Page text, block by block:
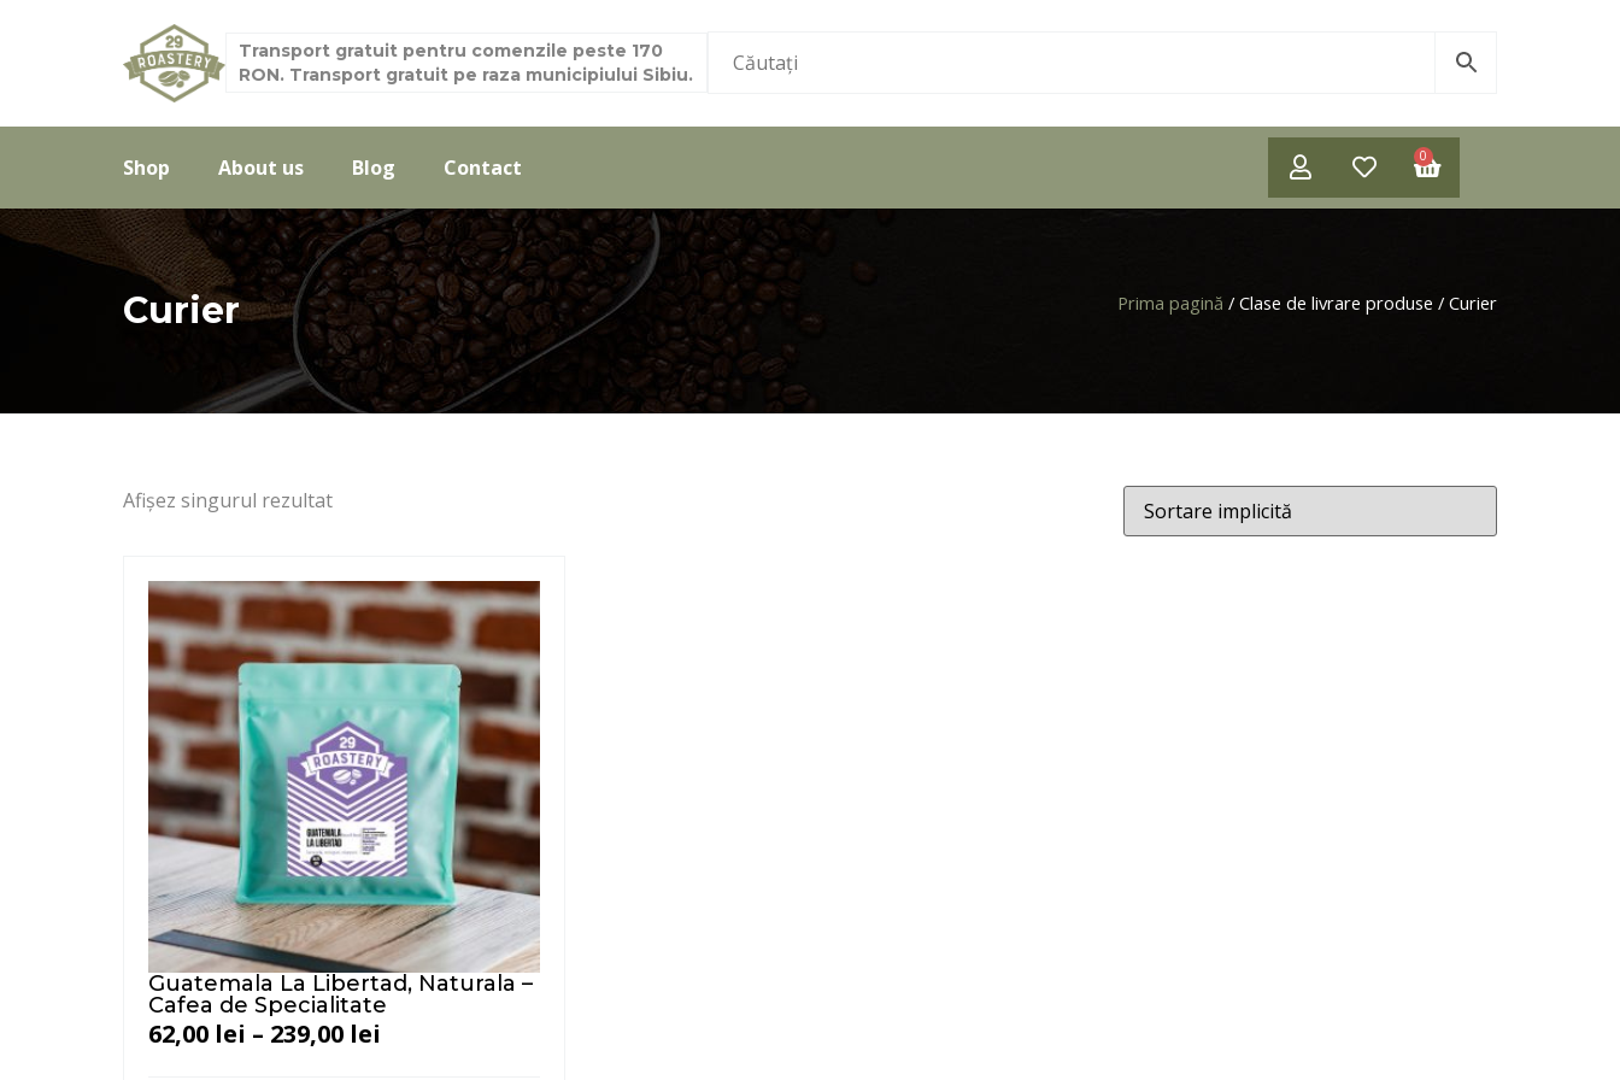
Transport gratuit pentru comenzile peste 170
RON. Transport gratuit pe raza municipiului Sibiu.
Shop About us Blog Contact 0
Curier Prima pagină / Clase de livrare produse / Curier
Afișez singurul rezultat
Guatemala La Libertad, Naturala –
Cafea de Specialitate
62,00 lei – 239,00 lei